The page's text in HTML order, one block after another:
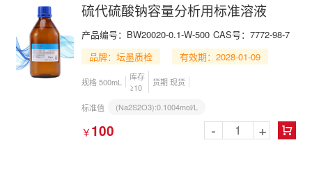
硫代硫酸钠容量分析用标准溶液
产品编号：BW20020-0.1-W-500 CAS号：7772-98-7
品牌：坛墨质检
有效期：2028-01-09
规格 500mL
库存
≥10
货期 现货
标准值 (Na2S2O3):0.1004mol/L
￥ 100 
- +